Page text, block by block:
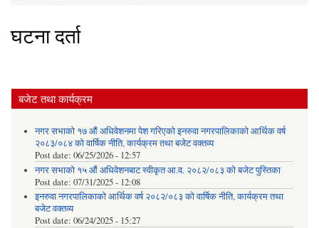
घटना दर्ता
बजेट तथा कार्यक्रम
नगर सभाको १७ औं अधिवेशनमा पेश गरिएको इनरुवा नगरपालिकाको आर्थिक वर्ष
२०८३/०८४ को वार्षिक नीति, कार्यक्रम तथा बजेट वक्तव्य
Post date: 06/25/2026 - 12:57
नगर सभाको १५ औं अधिवेशनबाट स्वीकृत आ.व. २०८२/०८३ को बजेट पुस्तिका
Post date: 07/31/2025 - 12:08
इनरुवा नगरपालिकाको आर्थिक वर्ष २०८२/०८३ को वार्षिक नीति, कार्यक्रम तथा
बजेट वक्तव्य
Post date: 06/24/2025 - 15:27